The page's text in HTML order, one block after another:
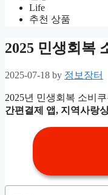
Life
추천 상품
2025 민생회복
2025-07-18 by 정보장터
2025년 민생회복 소비
간편결제 앱, 지역사랑